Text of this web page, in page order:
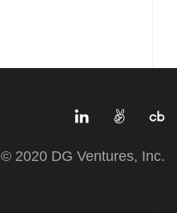
© 2020 DG Ventures, Inc.